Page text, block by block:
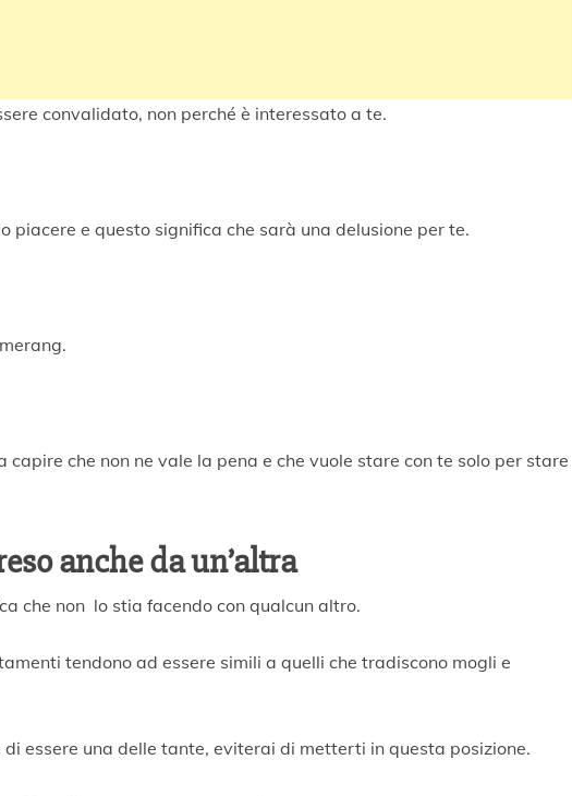
convalidato, non perché è interessato a te.
piacere e questo significa che sarà una delusione per te.
che non ne vale la pena e che vuole stare con te solo per stare
anche da un’altra
che non lo stia facendo con qualcun altro.
tendono ad essere simili a quelli che tradiscono mogli e
essere una delle tante, eviterai di metterti in questa posizione.